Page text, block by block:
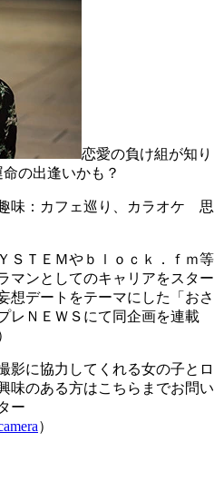
恋愛の負け組が知り
の出逢いかも？
味：カフェ巡り、カラオケ 思
ＳＴＥＭやｂｌｏｃｋ．ｆｍ等
マンとしてのキャリアをスター
想デートをテーマにした「おさ
レＮＥＷＳにて同企画を連載
影に協力してくれる女の子とロ
のある方はこちらまでお問い
ー
）